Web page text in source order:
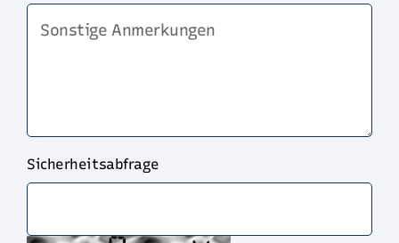
Sonstige Anmerkungen
Sicherheitsabfrage